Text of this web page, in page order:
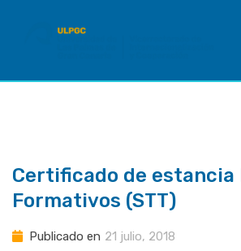
Certificado de estancia
Formativos (STT)
Publicado en 21 julio, 2018